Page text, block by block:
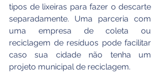
tipos de lixeiras para fazer o descarte
separadamente. Uma parceria com
uma empresa de coleta ou
reciclagem de resíduos pode facilitar
caso sua cidade não tenha um
projeto municipal de reciclagem.